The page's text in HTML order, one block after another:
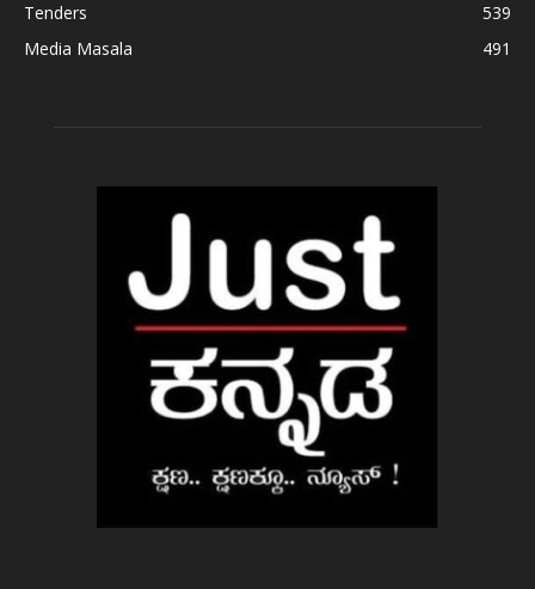
Tenders
539
Media Masala
491